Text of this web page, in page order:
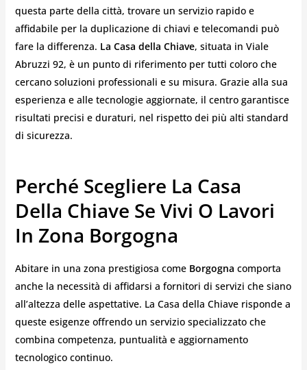
questa parte della città, trovare un servizio rapido e
affidabile per la duplicazione di chiavi e telecomandi può
fare la differenza. La Casa della Chiave, situata in Viale
Abruzzi 92, è un punto di riferimento per tutti coloro che
cercano soluzioni professionali e su misura. Grazie alla sua
esperienza e alle tecnologie aggiornate, il centro garantisce
risultati precisi e duraturi, nel rispetto dei più alti standard
di sicurezza.
Perché Scegliere La Casa
Della Chiave Se Vivi O Lavori
In Zona Borgogna
Abitare in una zona prestigiosa come Borgogna comporta
anche la necessità di affidarsi a fornitori di servizi che siano
all’altezza delle aspettative. La Casa della Chiave risponde a
queste esigenze offrendo un servizio specializzato che
combina competenza, puntualità e aggiornamento
tecnologico continuo.